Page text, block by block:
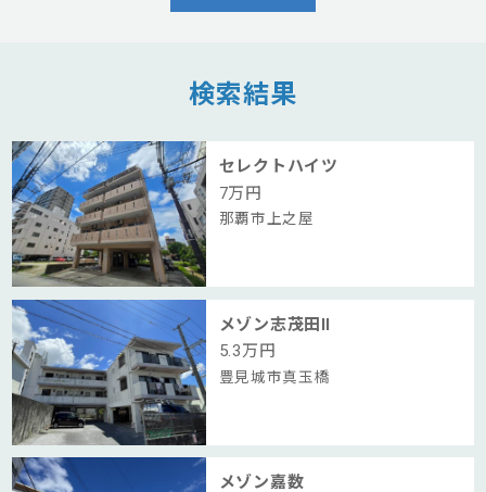
検索結果
セレクトハイツ
7万円
那覇市上之屋
メゾン志茂田Ⅱ
5.3万円
豊見城市真玉橋
メゾン嘉数